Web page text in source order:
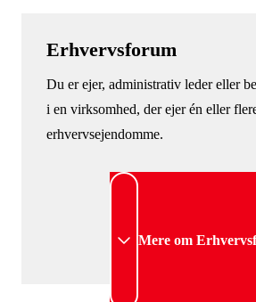
Erhvervsforum
Du er ejer, administrativ leder eller
i en virksomhed, der ejer én eller
erhvervsejendomme.
Mere om